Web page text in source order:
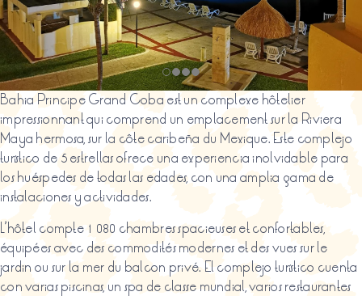
Bahia Principe Grand Coba est un complexe hôtelier
impressionnant qui comprend un emplacement sur la Riviera
Maya hermosa, sur la côte caribeña du Mexique. Este complejo
turístico de 5 estrellas ofrece una experiencia inolvidable para
los huéspedes de todas las edades, con una amplia gama de
instalaciones y actividades.
L’hôtel compte 1 080 chambres spacieuses et confortables,
équipées avec des commodités modernes et des vues sur le
jardin ou sur la mer du balcon privé. El complejo turístico cuenta
con varias piscinas, un spa de classe mundial, varios restaurantes